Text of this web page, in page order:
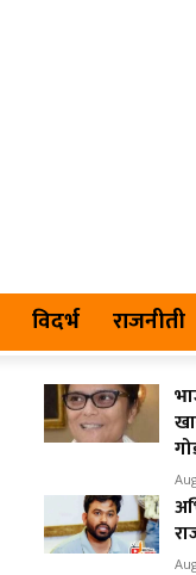
विदर्भ राजनीती